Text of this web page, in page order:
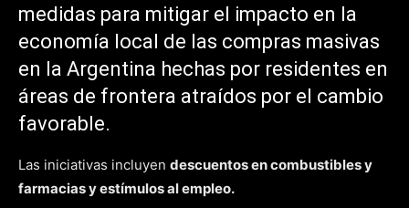
medidas para mitigar el impacto en la
economía local de las compras masivas
en la Argentina hechas por residentes en
áreas de frontera atraídos por el cambio
favorable.
Las iniciativas incluyen descuentos en combustibles y
farmacias y estímulos al empleo.